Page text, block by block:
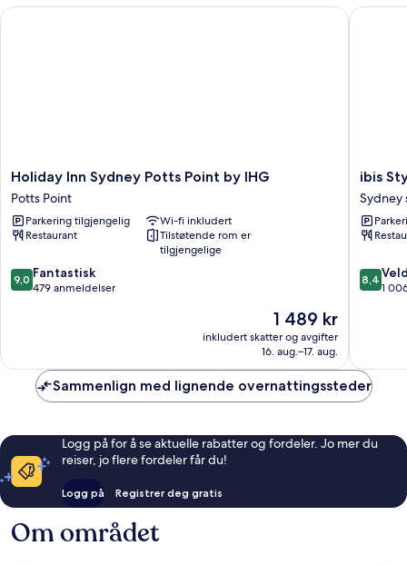
Holiday
Inn
Sydney
Potts
Point
IHG
Potts
Holiday Inn Sydney Potts Point by IHG
Potts Point
Parkering tilgjengelig
Wi-fi inkludert
Restaurant
Tilstøtende rom er
tilgjengelige
9.0
av
9,0 Fantastisk
479 anmeldelser
Prisen
1 489 kr
1 489 kr
inkludert skatter og avgifter
16. aug.–17. aug.
Holiday Inn Sydney Potts Point by IHG
ibis
Styles
Sydney
Central
Sydney
ibis
Sydney
8.4
av
8,4
1
ibis
Sammenlign med lignende overnattingssteder
Logg på for å se aktuelle rabatter og fordeler. Jo mer du
reiser, jo flere fordeler får du!
Logg på Registrer deg gratis
Om området